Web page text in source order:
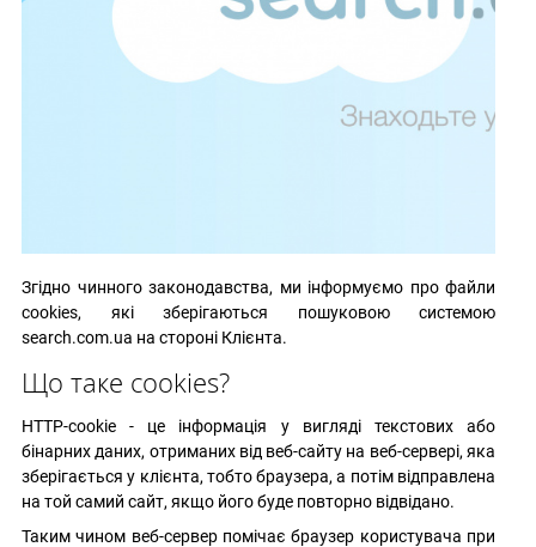
Згідно чинного законодавства, ми інформуємо про файли
cookies, які зберігаються пошуковою системою
search.com.ua на стороні Клієнта.
Що таке cookies?
HTTP-cookie - це інформація у вигляді текстових або
бінарних даних, отриманих від веб-сайту на веб-сервері, яка
зберігається у клієнта, тобто браузера, а потім відправлена
на той самий сайт, якщо його буде повторно відвідано.
Таким чином веб-сервер помічає браузер користувача при